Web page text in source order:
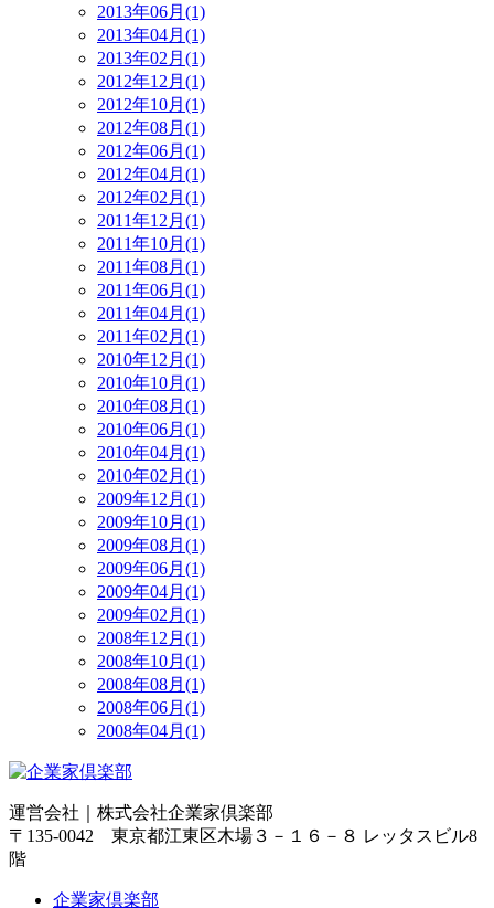
2013年06月(1)
2013年04月(1)
2013年02月(1)
2012年12月(1)
2012年10月(1)
2012年08月(1)
2012年06月(1)
2012年04月(1)
2012年02月(1)
2011年12月(1)
2011年10月(1)
2011年08月(1)
2011年06月(1)
2011年04月(1)
2011年02月(1)
2010年12月(1)
2010年10月(1)
2010年08月(1)
2010年06月(1)
2010年04月(1)
2010年02月(1)
2009年12月(1)
2009年10月(1)
2009年08月(1)
2009年06月(1)
2009年04月(1)
2009年02月(1)
2008年12月(1)
2008年10月(1)
2008年08月(1)
2008年06月(1)
2008年04月(1)
運営会社｜ 株式会社企業家倶楽部
〒135-0042 東京都江東区木場３－１６－８ レッタスビル8
階
企業家倶楽部